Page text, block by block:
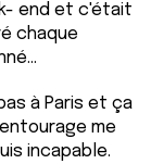
end et c'était
chaque
à Paris et ça
me
incapable.